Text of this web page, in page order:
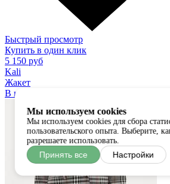
Быстрый просмотр
Купить в один клик
5 150 руб
Kali
Жакет
В наличии:
Мы используем cookies
Мы используем cookies для сбора
пользовательского опыта. Выберите,
разрешаете использовать.
Принять все Настройки